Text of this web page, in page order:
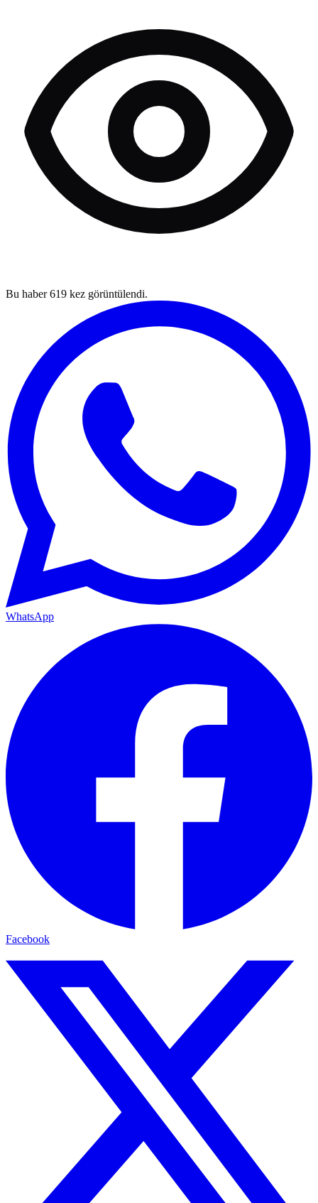
Bu haber619 kez görüntülendi.
WhatsApp
Facebook